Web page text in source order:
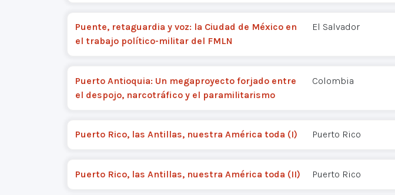
Puente, retaguardia y voz: la Ciudad de México en
el trabajo político-militar del FMLN
El Salvador
Puerto Antioquia: Un megaproyecto forjado entre
el despojo, narcotráfico y el paramilitarismo
Colombia
Puerto Rico, las Antillas, nuestra América toda (I) Puerto Rico
Puerto Rico, las Antillas, nuestra América toda (II) Puerto Rico